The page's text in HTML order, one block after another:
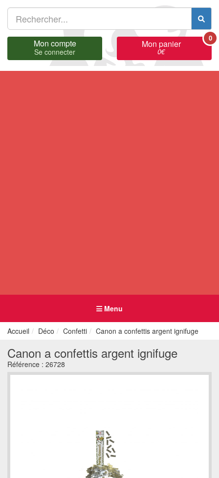
Mon compte
Se connecter
Mon panier
0€
0
Menu
Accueil Déco Confetti Canon a confettis argent ignifuge
Canon a confettis argent ignifuge
Référence : 26728